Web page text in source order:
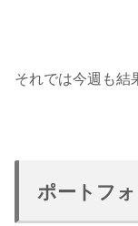
それでは今週も結
ポートフ